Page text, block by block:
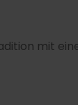
mit